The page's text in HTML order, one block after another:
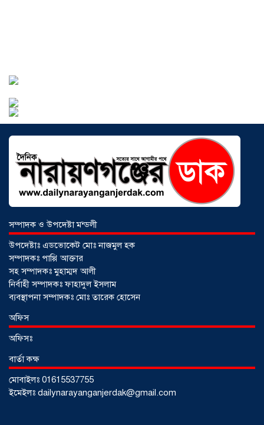
মোহাম্মদিয়া ফিশারিজ’
০৫ আগস্ট ২০২৬
বাংলাদেশে এখন বিনিয়োগের বড় সম্ভাবনা,
উন্নয়নের অংশীদার হোন প্রবাসীরা —
২০২৬
আড়াইহাজারে বান্টি বাজারে ৫ গ্রাম
সম্পাদক ও উপদেষ্টা মন্ডলী
উপদেষ্টাঃ এডভোকেট মোঃ নাজমুল হক
সম্পাদকঃ পাপ্পি আক্তার
সহ সম্পাদকঃ মুহাম্মদ আলী
নির্বাহী সম্পাদকঃ ফাহাদুল ইসলাম
ব্যবস্থাপনা সম্পাদকঃ মোঃ তারেক হোসেন
অফিস
অফিসঃ
বার্তা কক্ষ
মোবাইলঃ 01615537755
ইমেইলঃ dailynarayanganjerdak@gmail.com